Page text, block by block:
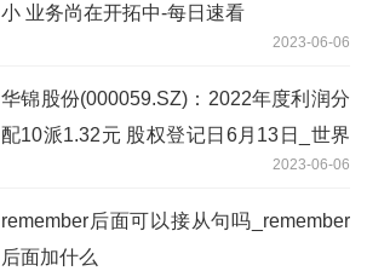
小 业务尚在开拓中-每日速看
2023-06-06
华锦股份(000059.SZ)：2022年度利润分
配10派1.32元 股权登记日6月13日_世界
2023-06-06
remember后面可以接从句吗_remember
后面加什么